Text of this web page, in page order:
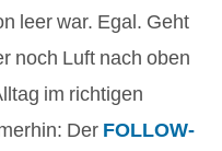
leer war. Egal. Geht
noch Luft nach oben
im richtigen
Der FOLLOW-